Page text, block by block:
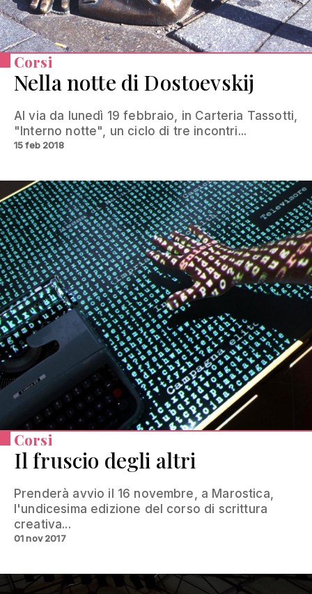
Corsi
Nella notte di Dostoevskij
Al via da lunedì 19 febbraio, in Carteria Tassotti,
"Interno notte", un ciclo di tre incontri...
15 feb 2018
Corsi
Il fruscio degli altri
Prenderà avvio il 16 novembre, a Marostica,
l'undicesima edizione del corso di scrittura
creativa...
01 nov 2017